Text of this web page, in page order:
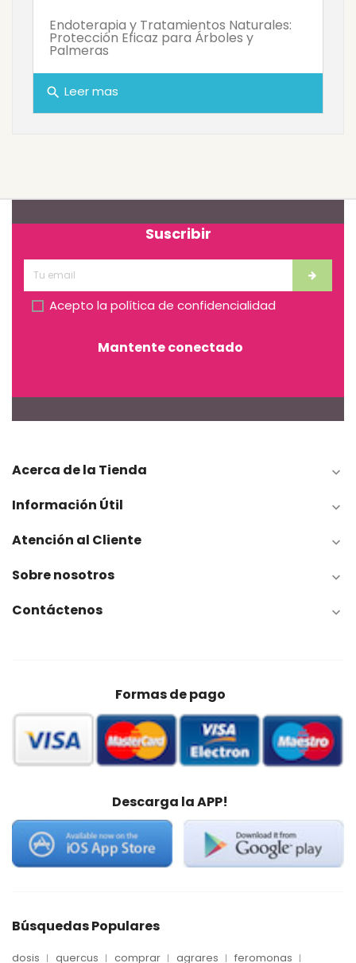
Endoterapia y Tratamientos Naturales:
Protección Eficaz para Árboles y
Palmeras
search Leer mas
Suscribir
Acepto la política de confidencialidad
Mantente conectado
Acerca de la Tienda 
Información Útil 
Atención al Cliente 
Sobre nosotros 
Contáctenos 
Formas de pago
Descarga la APP!
Búsquedas Populares
dosis quercus comprar agrares feromonas